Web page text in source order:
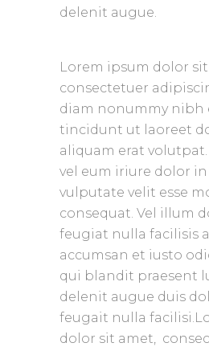
delenit augue.
Lorem ipsum dolor
consectetuer
diam nonummy nibh
tincidunt ut laoreet
aliquam erat
vel eum iriure dolor
vulputate velit esse
consequat. Vel illum
feugiat nulla facilisis
accumsan et iusto
qui blandit praesent
delenit augue duis
feugait nulla
dolor sit amet,